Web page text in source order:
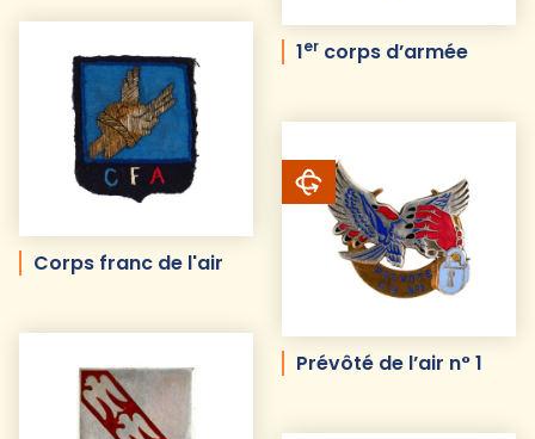
Corps franc de l'air
1er corps d’armée
Prévôté de l’air n° 1